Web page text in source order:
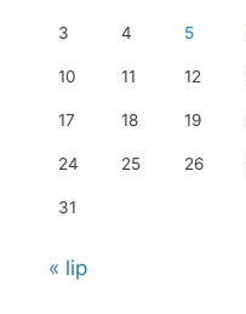
3 4 5
10 11 12
17 18 19
24 25 26
31
« lip